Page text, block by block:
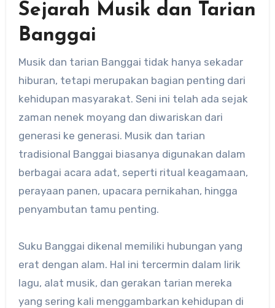
Sejarah Musik dan Tarian
Banggai
Musik dan tarian Banggai tidak hanya sekadar
hiburan, tetapi merupakan bagian penting dari
kehidupan masyarakat. Seni ini telah ada sejak
zaman nenek moyang dan diwariskan dari
generasi ke generasi. Musik dan tarian
tradisional Banggai biasanya digunakan dalam
berbagai acara adat, seperti ritual keagamaan,
perayaan panen, upacara pernikahan, hingga
penyambutan tamu penting.
Suku Banggai dikenal memiliki hubungan yang
erat dengan alam. Hal ini tercermin dalam lirik
lagu, alat musik, dan gerakan tarian mereka
yang sering kali menggambarkan kehidupan di